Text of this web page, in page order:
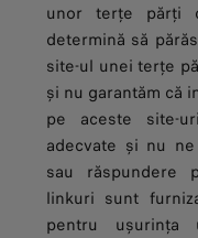
unor terțe părți
determină să
site-ul unei terțe
și nu garantăm că
pe aceste site-
adecvate și nu
sau răspundere
linkuri sunt
pentru